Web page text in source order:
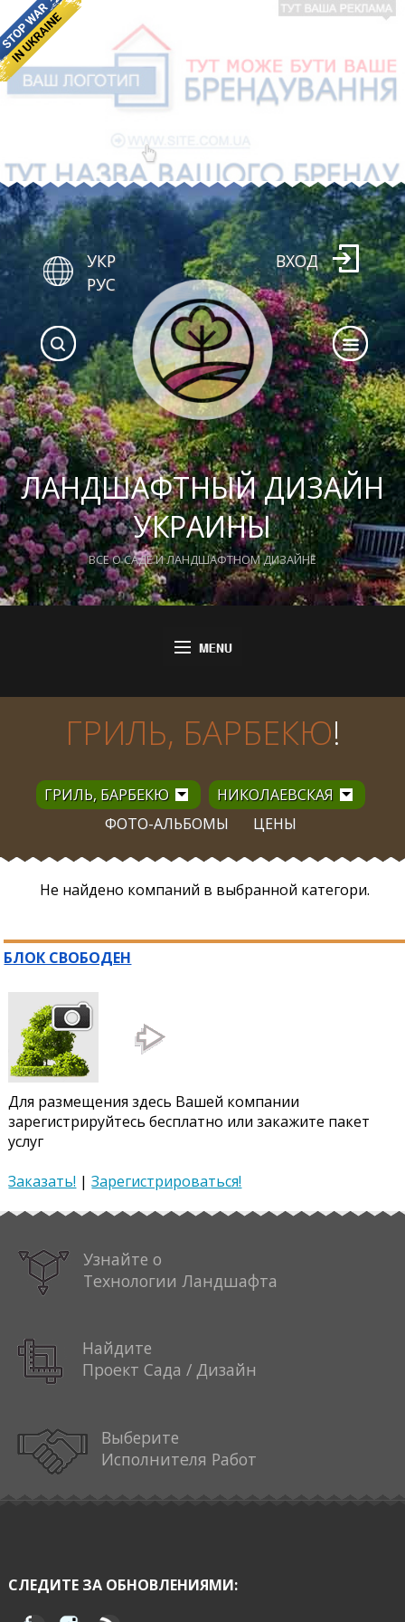
ЛАНДШАФТНЫЙ ДИЗАЙН
УКРАИНЫ
ВСЕ О САДЕ И ЛАНДШАФТНОМ ДИЗАЙНЕ
УКР
РУС
ВХОД
ГРИЛЬ, БАРБЕКЮ!
ГРИЛЬ, БАРБЕКЮ
НИКОЛАЕВСКАЯ
ФОТО-АЛЬБОМЫ
ЦЕНЫ
Не найдено компаний в выбранной категори.
БЛОК СВОБОДЕН
Для размещения здесь Вашей компании
зарегистрируйтесь бесплатно или закажите пакет
услуг
Заказать! |Зарегистрироваться!
Узнайте о
Технологии Ландшафта
Найдите
Проект Сада / Дизайн
Выберите
Исполнителя Работ
СЛЕДИТЕ ЗА ОБНОВЛЕНИЯМИ: